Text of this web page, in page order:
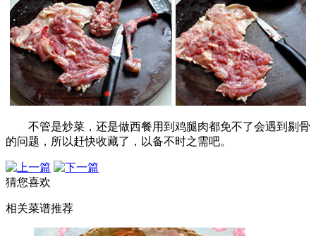
不管是炒菜，还是做西餐用到鸡腿肉都免不了会遇到剔骨
的问题，所以赶快收藏了，以备不时之需吧。
猜您喜欢
相关菜谱推荐